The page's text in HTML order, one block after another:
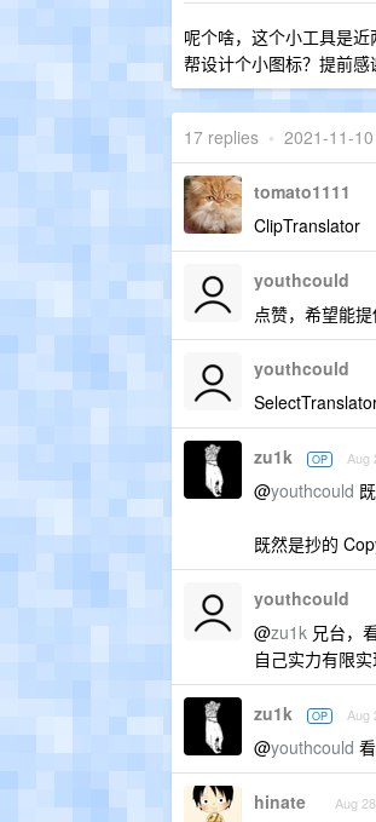
呢个啥，这个小工具是
帮设计个小图标？提前感
17 replies • 2021-11-
tomato1111
ClipTranslator
youthcould
点赞，希望能
youthcould
zu1k OP Aug
@youthcould
既然是抄的
youthcould
@zu1k 兄台，
自己实力有限
zu1k OP Aug
@youthcould
hinate Aug